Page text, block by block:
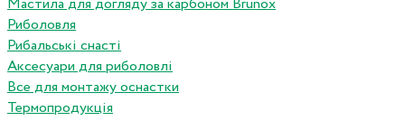
Мастила для догляду за карбоном Brunox
Риболовля
Рибальські снасті
Аксесуари для риболовлі
Все для монтажу оснастки
Термопродукція